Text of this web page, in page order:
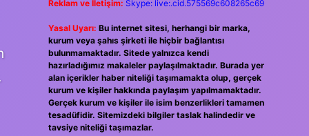
Reklam ve İletişim: Skype: live:.cid.575569c608265c69
Yasal Uyarı: Bu internet sitesi, herhangi bir marka,
kurum veya şahıs şirketi ile hiçbir bağlantısı
bulunmamaktadır. Sitede yalnızca kendi
hazırladığımız makaleler paylaşılmaktadır. Burada yer
alan içerikler haber niteliği taşımamakta olup, gerçek
kurum ve kişiler hakkında paylaşım yapılmamaktadır.
Gerçek kurum ve kişiler ile isim benzerlikleri tamamen
tesadüfidir. Sitemizdeki bilgiler taslak halindedir ve
tavsiye niteliği taşımazlar.